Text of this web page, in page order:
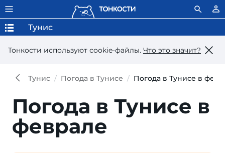
Тонкости используют сookie-файлы. Что это значит?
Тунис
Тунис Погода в Тунисе Погода в Тунисе в
Погода в Тунисе в
феврале